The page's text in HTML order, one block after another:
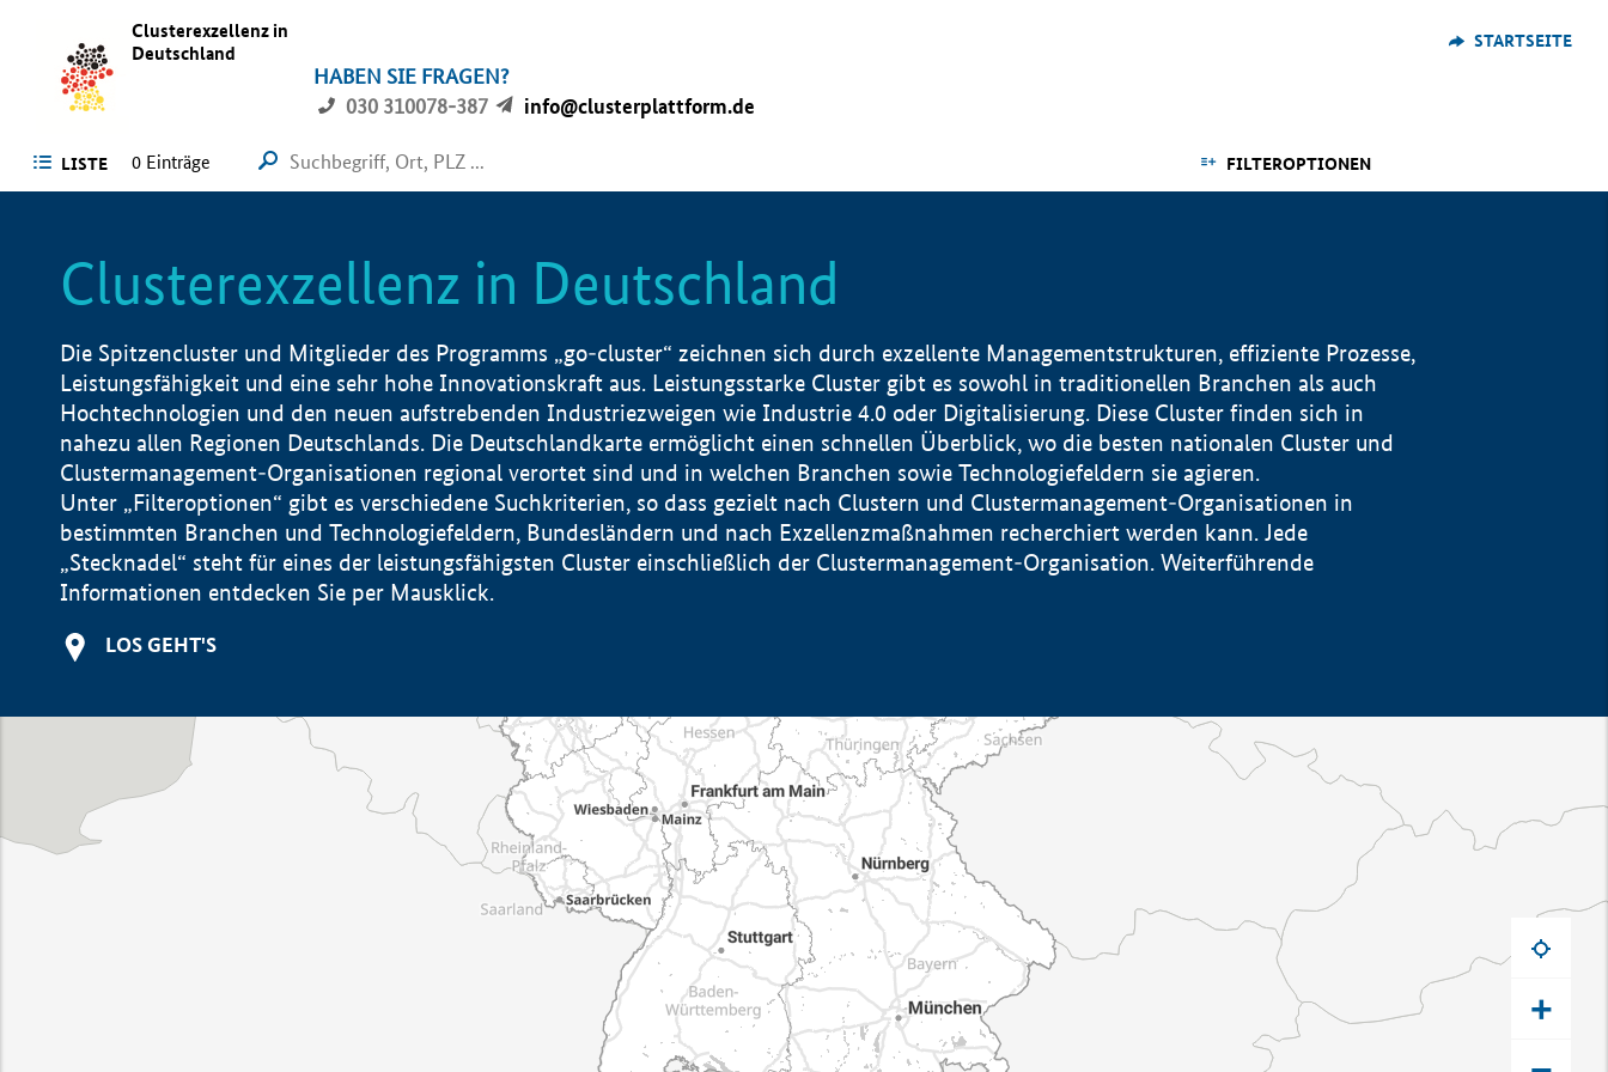
Clusterexzellenz in
Deutschland
HABEN SIE FRAGEN?
030 310078-387
info@clusterplattform.de
STARTSEITE
LISTE FILTEROPTIONEN
0 Einträge
Clusterexzellenz in Deutschland
Die Spitzencluster und Mitglieder des Programms „go-cluster“ zeichnen sich durch exzellente Managementstrukturen, effiziente Prozesse,
Leistungsfähigkeit und eine sehr hohe Innovationskraft aus. Leistungsstarke Cluster gibt es sowohl in traditionellen Branchen als auch
Hochtechnologien und den neuen aufstrebenden Industriezweigen wie Industrie 4.0 oder Digitalisierung. Diese Cluster finden sich in
nahezu allen Regionen Deutschlands. Die Deutschlandkarte ermöglicht einen schnellen Überblick, wo die besten nationalen Cluster und
Clustermanagement-Organisationen regional verortet sind und in welchen Branchen sowie Technologiefeldern sie agieren.
Unter „Filteroptionen“ gibt es verschiedene Suchkriterien, so dass gezielt nach Clustern und Clustermanagement-Organisationen in
bestimmten Branchen und Technologiefeldern, Bundesländern und nach Exzellenzmaßnahmen recherchiert werden kann. Jede
„Stecknadel“ steht für eines der leistungsfähigsten Cluster einschließlich der Clustermanagement-Organisation. Weiterführende
Informationen entdecken Sie per Mausklick.
LOS GEHT'S
+